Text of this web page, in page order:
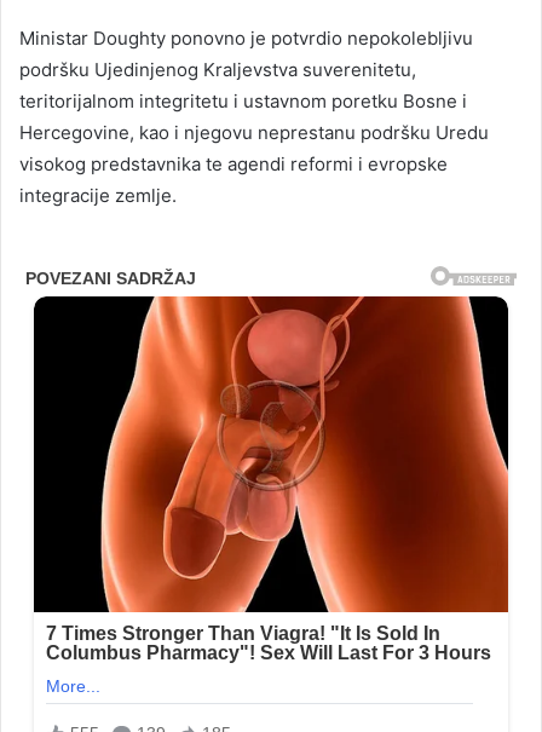
Ministar Doughty ponovno je potvrdio nepokolebljivu
podršku Ujedinjenog Kraljevstva suverenitetu,
teritorijalnom integritetu i ustavnom poretku Bosne i
Hercegovine, kao i njegovu neprestanu podršku Uredu
visokog predstavnika te agendi reformi i evropske
integracije zemlje.